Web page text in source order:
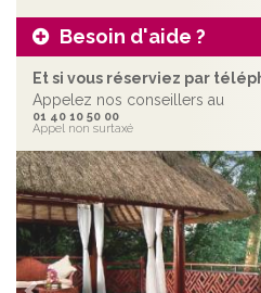
Besoin d'aide ?
Et si vous réserviez par
Appelez nos conseillers au
01 40 10 50 00
Appel non surtaxé
Précédent